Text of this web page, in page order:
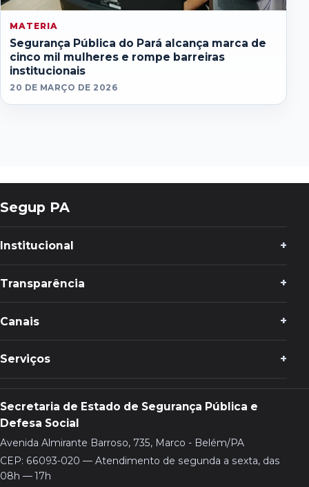
MATERIA
Segurança Pública do Pará alcança marca de
cinco mil mulheres e rompe barreiras
institucionais
20 DE MARÇO DE 2026
Segup PA
Institucional
Transparência
Canais
Serviços
Secretaria de Estado de Segurança Pública e
Defesa Social
Avenida Almirante Barroso, 735, Marco - Belém/PA
CEP: 66093-020 — Atendimento de segunda a sexta, das
08h — 17h